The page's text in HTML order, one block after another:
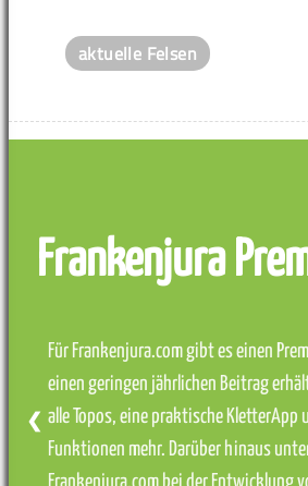
aktuelle Felsen
Frankenjura
Für Frankenjura.com gibt es einen
einen geringen jährlichen Beitrag
alle Topos, eine praktische KletterApp
Funktionen mehr. Darüber hinaus
❮